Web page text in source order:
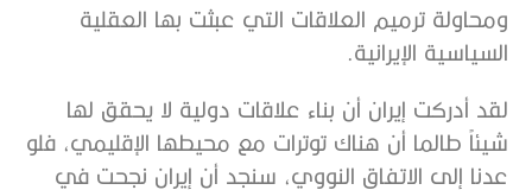
ومحاولة ترميم العلاقات التي عبثت بها العقلية
السياسية الإيرانية.
لقد أدركت إيران أن بناء علاقات دولية لا يحقق لها
شيئاً طالما أن هناك توترات مع محيطها الإقليمي، فلو
عدنا إلى الاتفاق النووي، سنجد أن إيران نجحت في